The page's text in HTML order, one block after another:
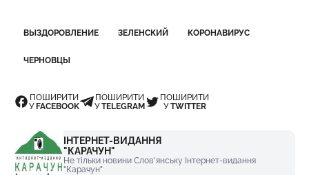
ВЫЗДОРОВЛЕНИЕ ЗЕЛЕНСКИЙ КОРОНАВИРУС
ЧЕРНОВЦЫ
ПОШИРИТИ
У FACEBOOK
ПОШИРИТИ
УTELEGRAM
ПОШИРИТИ
УTWITTER
ІНТЕРНЕТ-ВИДАННЯ
"КАРАЧУН"
Не тільки новини Слов'янську Інтернет-видання
"Карачун"